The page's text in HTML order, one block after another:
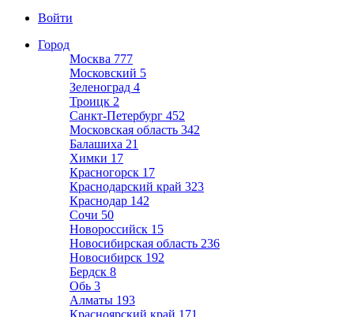
Войти
Город
Москва 777
Московский 5
Зеленоград 4
Троицк 2
Санкт-Петербург 452
Московская область 342
Балашиха 21
Химки 17
Красногорск 17
Краснодарский край 323
Краснодар 142
Сочи 50
Новороссийск 15
Новосибирская область 236
Новосибирск 192
Бердск 8
Обь 3
Алматы 193
Красноярский край 171